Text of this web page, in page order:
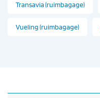
Transavia (ruimbagage)
Vueling (ruimbagage)